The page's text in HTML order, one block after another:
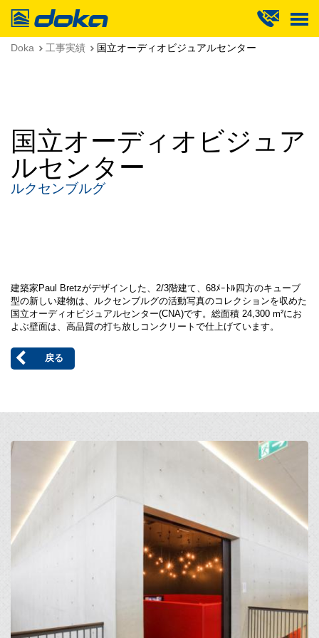
Doka
Doka 工事実績 国立オーディオビジュアルセンター
国立オーディオビジュア
ルセンター
ルクセンブルグ
建築家Paul Bretzがデザインした、2/3階建て、68ﾒｰﾄﾙ四方のキューブ
型の新しい建物は、ルクセンブルグの活動写真のコレクションを収めた
国立オーディオビジュアルセンター(CNA)です。総面積 24,300 m²にお
よぶ壁面は、高品質の打ち放しコンクリートで仕上げています。
戻る
Open